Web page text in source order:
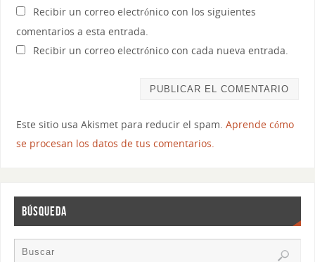
Recibir un correo electrónico con los siguientes
comentarios a esta entrada.
Recibir un correo electrónico con cada nueva entrada.
Este sitio usa Akismet para reducir el spam. Aprende cómo
se procesan los datos de tus comentarios.
BÚSQUEDA